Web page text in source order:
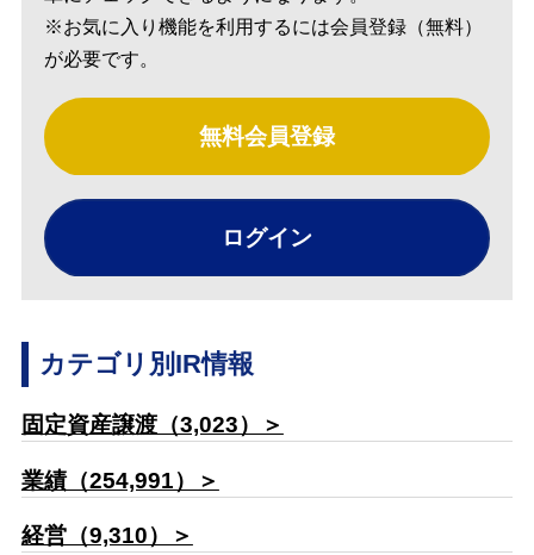
※お気に入り機能を利用するには会員登録（無料）
が必要です。
無料会員登録
ログイン
カテゴリ別IR情報
固定資産譲渡（3,023）＞
業績（254,991）＞
経営（9,310）＞